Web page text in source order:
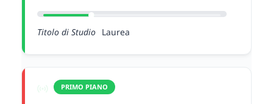
Titolo di Studio Laurea
PRIMO PIANO